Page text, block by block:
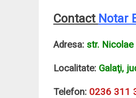
Contact Notar
Adresa: str.
Localitate: Galaţi,
Telefon: 0236 311